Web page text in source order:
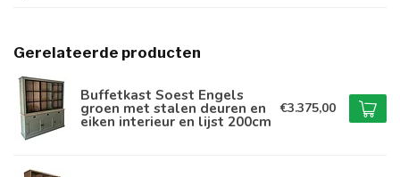
Gerelateerde producten
Buffetkast Soest Engels
groen met stalen deuren en
eiken interieur en lijst 200cm
€3.375,00